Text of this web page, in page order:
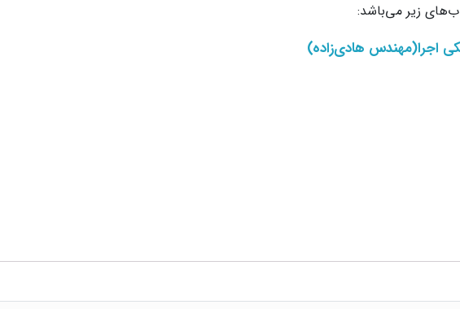
زیر می‌باشد:
اجرا(مهندس هادی‌زاده)